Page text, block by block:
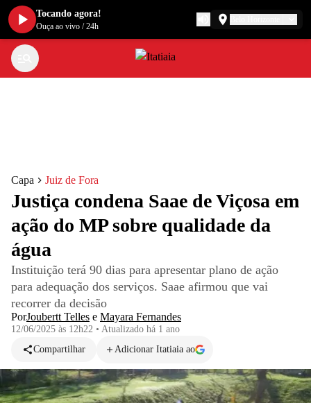
Capa Juiz de Fora
Justiça condena Saae de Viçosa em
ação do MP sobre qualidade da
água
Instituição terá 90 dias para apresentar plano de ação
para adequação dos serviços. Saae afirmou que vai
recorrer da decisão
PorJoubertt Telles e Mayara Fernandes
12/06/2025 às 12h22 • Atualizado há 1 ano
Compartilhar
Adicionar Itatiaia ao
Tocando agora!
Ouça ao vivo /24h